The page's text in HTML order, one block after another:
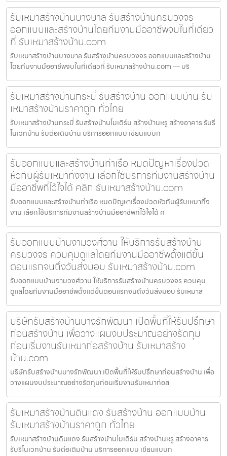
รับเหมาสร้างบ้านบางบาล รับสร้างบ้านครบวงจร
ออกแบบและสร้างบ้านโดยทีมงานมืออาชีพจบในที่เดียว
ที่ รับเหมาสร้างบ้าน.com
รับเหมาสร้างบ้านบางบาล รับสร้างบ้านครบวงจร ออกแบบและสร้างบ้าน
โดยทีมงานมืออาชีพจบในที่เดียวที่ รับเหมาสร้างบ้าน.com — บริ
รับเหมาสร้างบ้านกระบี่ รับสร้างบ้าน ออกแบบบ้าน รับ
เหมาสร้างบ้านราคาถูก ทั่วไทย
รับเหมาสร้างบ้านกระบี่ รับสร้างบ้านโมเดิร์น สร้างบ้านหรู สร้างอาคาร รับรี
โนเวทบ้าน รับต่อเติมบ้าน บริการออกแบบ เขียนแบบก
รับออกแบบและสร้างบ้านท่าเรือ หมดปัญหาเรื่องปวด
หัวกับผู้รับเหมาทิ้งงาน เลือกใช้บริการทีมงานสร้างบ้าน
มืออาชีพที่ไว้ใจได้ คลิก รับเหมาสร้างบ้าน.com
รับออกแบบและสร้างบ้านท่าเรือ หมดปัญหาเรื่องปวดหัวกับผู้รับเหมาทิ้ง
งาน เลือกใช้บริการทีมงานสร้างบ้านมืออาชีพที่ไว้ใจได้ ค
รับออกแบบบ้านงามวงศ์วาน ให้บริการรับสร้างบ้าน
ครบวงจร ควบคุมดูแลโดยทีมงานมืออาชีพตั้งแต่ขั้น
ตอนแรกจนถึงวันส่งมอบ รับเหมาสร้างบ้าน.com
รับออกแบบบ้านงามวงศ์วาน ให้บริการรับสร้างบ้านครบวงจร ควบคุม
ดูแลโดยทีมงานมืออาชีพตั้งแต่ขั้นตอนแรกจนถึงวันส่งมอบ รับเหมาส
บริษัทรับสร้างบ้านบางรักพัฒนา เปิดพื้นที่ให้รับปรึกษา
ก่อนสร้างบ้าน เพื่อวางแผนงบประมาณอย่างรัดกุม
ก่อนเริ่มงานรับเหมาก่อสร้างบ้าน รับเหมาสร้าง
บ้าน.com
บริษัทรับสร้างบ้านบางรักพัฒนา เปิดพื้นที่ให้รับปรึกษาก่อนสร้างบ้าน เพื่อ
วางแผนงบประมาณอย่างรัดกุมก่อนเริ่มงานรับเหมาก่อส
รับเหมาสร้างบ้านดินแดง รับสร้างบ้าน ออกแบบบ้าน
รับเหมาสร้างบ้านราคาถูก ทั่วไทย
รับเหมาสร้างบ้านดินแดง รับสร้างบ้านโมเดิร์น สร้างบ้านหรู สร้างอาคาร
รับรีโนเวทบ้าน รับต่อเติมบ้าน บริการออกแบบ เขียนแบบก